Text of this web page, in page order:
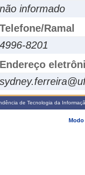
não informado
Telefone/Ramal
4996-8201
Endereço
de Tecnologia da
Modo